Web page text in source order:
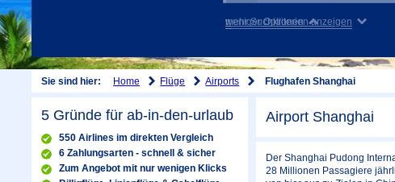
mehr Suchkriterien anzeigen
weniger Optionen
Sie sind hier: Home Flüge Airports Flughafen Shanghai
Airport Shanghai
Der Shanghai Pudong
28 Millionen Passagiere
5 Gründe für ab-in-den-urlaub
550 Airlines im direkten Vergleich
6 Zahlungsarten - schnell & sicher
Zum Angebot mit nur wenigen Klicks